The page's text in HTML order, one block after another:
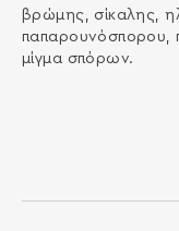
βρώμης, σίκαλης,
παπαρουνόσπορου,
μίγμα σπόρων.